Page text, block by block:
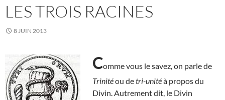
LES TROIS RACINES
8 JUIN 2013
Comme vous le savez, on parle de
Trinitéou detri-unitéà propos du
Divin. Autrement dit, le Divin